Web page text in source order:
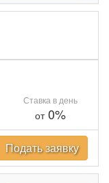
Ставка в день
от0%
Подать заявку